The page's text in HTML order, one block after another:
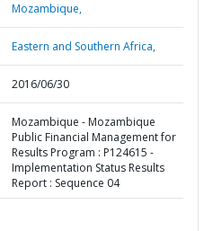
Mozambique,
Eastern and Southern Africa,
2016/06/30
Mozambique - Mozambique
Public Financial Management for
Results Program : P124615 -
Implementation Status Results
Report : Sequence 04